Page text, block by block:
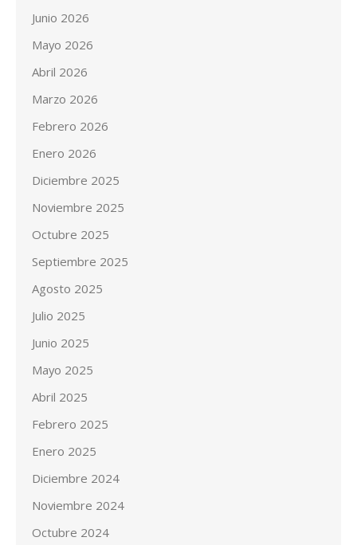
Junio 2026
Mayo 2026
Abril 2026
Marzo 2026
Febrero 2026
Enero 2026
Diciembre 2025
Noviembre 2025
Octubre 2025
Septiembre 2025
Agosto 2025
Julio 2025
Junio 2025
Mayo 2025
Abril 2025
Febrero 2025
Enero 2025
Diciembre 2024
Noviembre 2024
Octubre 2024